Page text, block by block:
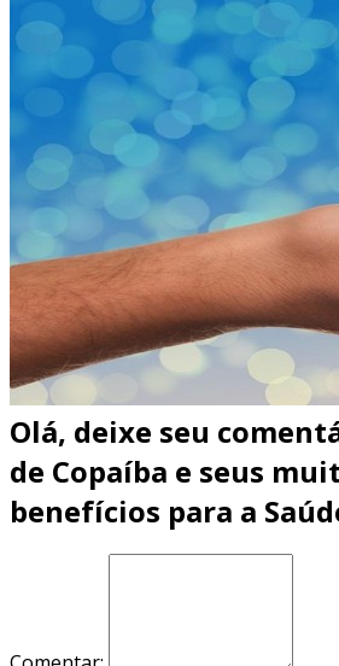
Olá, deixe seu
de Copaíba e seus
benefícios para a